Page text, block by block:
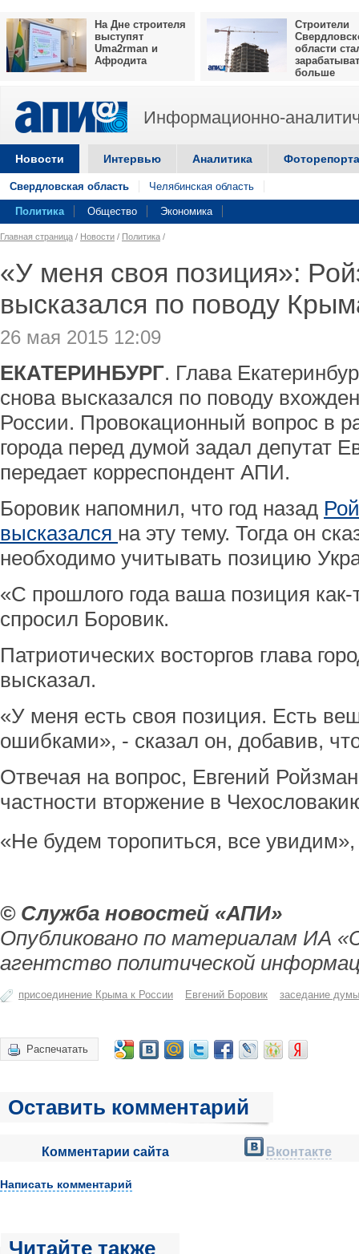
На Дне строителя
выступят
Uma2rman и
Афродита
Строители
области
больше
Информационно-
Новости Интервью Аналитика
Свердловская область Челябинская область
Политика Общество Экономика
Главная страница / Новости / Политика /
«У меня своя позиция»:
высказался по поводу
26 мая 2015 12:09
ЕКАТЕРИНБУРГ. Глава
снова высказался по поводу
России. Провокационный вопрос в
города перед думой задал депутат
передает корреспондент АПИ.
Боровик напомнил, что год назад
высказался на эту тему. Тогда он
необходимо учитывать позицию
«С прошлого года ваша позиция
спросил Боровик.
Патриотических восторгов глава
высказал.
«У меня есть своя позиция. Есть
ошибками», - сказал он, добавив,
Отвечая на вопрос, Евгений
частности вторжение в
«Не будем торопиться, все
© Служба новостей «АПИ»
Опубликовано по материалам ИА
агентство политической
присоединение Крыма к России Евгений Боровик заседание думы
Распечатать
Оставить комментарий
Комментарии сайта Вконтакте
Написать комментарий
Читайте также